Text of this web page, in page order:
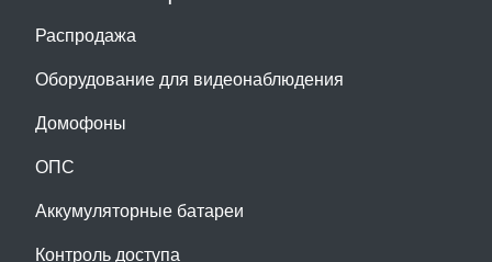
Распродажа
Оборудование для видеонаблюдения
Домофоны
ОПС
Аккумуляторные батареи
Контроль доступа